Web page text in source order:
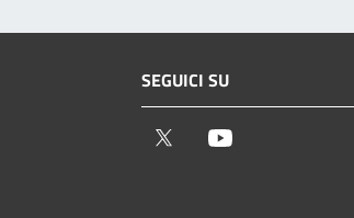
SEGUICI SU
Twitter